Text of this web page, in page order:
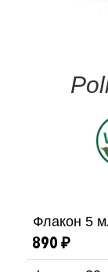
Флакон 5
890 ₽